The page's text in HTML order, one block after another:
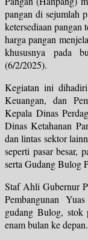
pangan di sejumlah
ketersediaan pangan
harga pangan
khususnya pada
(6/2/2025).
Kegiatan ini
Keuangan, dan
Kepala Dinas
Dinas Ketahanan
dan lintas sektor
seperti pasar besar,
serta Gudang Bulog
Staf Ahli Gubernur
Pembangunan
gudang Bulog, stok
enam bulan ke depan.